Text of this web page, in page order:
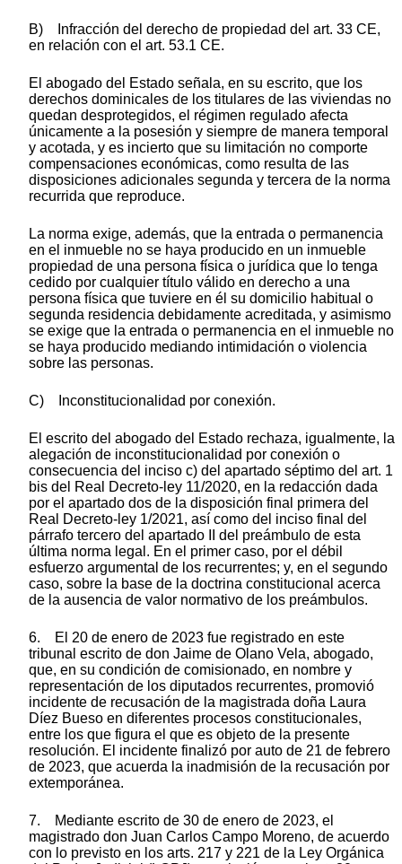
B) Infracción del derecho de propiedad del art. 33 CE,
en relación con el art. 53.1 CE.
El abogado del Estado señala, en su escrito, que los
derechos dominicales de los titulares de las viviendas no
quedan desprotegidos, el régimen regulado afecta
únicamente a la posesión y siempre de manera temporal
y acotada, y es incierto que su limitación no comporte
compensaciones económicas, como resulta de las
disposiciones adicionales segunda y tercera de la norma
recurrida que reproduce.
La norma exige, además, que la entrada o permanencia
en el inmueble no se haya producido en un inmueble
propiedad de una persona física o jurídica que lo tenga
cedido por cualquier título válido en derecho a una
persona física que tuviere en él su domicilio habitual o
segunda residencia debidamente acreditada, y asimismo
se exige que la entrada o permanencia en el inmueble no
se haya producido mediando intimidación o violencia
sobre las personas.
C) Inconstitucionalidad por conexión.
El escrito del abogado del Estado rechaza, igualmente, la
alegación de inconstitucionalidad por conexión o
consecuencia del inciso c) del apartado séptimo del art. 1
bis del Real Decreto-ley 11/2020, en la redacción dada
por el apartado dos de la disposición final primera del
Real Decreto-ley 1/2021, así como del inciso final del
párrafo tercero del apartado II del preámbulo de esta
última norma legal. En el primer caso, por el débil
esfuerzo argumental de los recurrentes; y, en el segundo
caso, sobre la base de la doctrina constitucional acerca
de la ausencia de valor normativo de los preámbulos.
6. El 20 de enero de 2023 fue registrado en este
tribunal escrito de don Jaime de Olano Vela, abogado,
que, en su condición de comisionado, en nombre y
representación de los diputados recurrentes, promovió
incidente de recusación de la magistrada doña Laura
Díez Bueso en diferentes procesos constitucionales,
entre los que figura el que es objeto de la presente
resolución. El incidente finalizó por auto de 21 de febrero
de 2023, que acuerda la inadmisión de la recusación por
extemporánea.
7. Mediante escrito de 30 de enero de 2023, el
magistrado don Juan Carlos Campo Moreno, de acuerdo
con lo previsto en los arts. 217 y 221 de la Ley Orgánica